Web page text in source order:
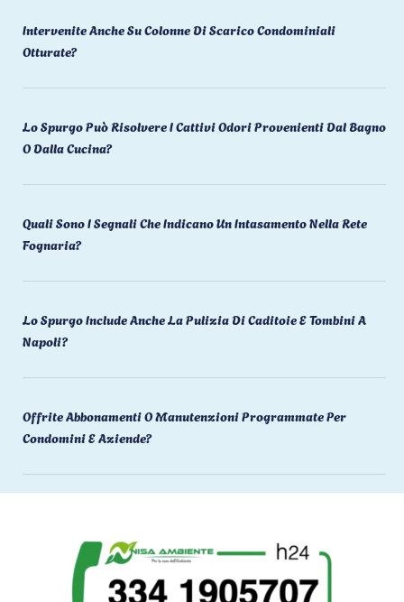
Intervenite Anche Su Colonne Di Scarico Condominiali
Otturate?
Lo Spurgo Può Risolvere I Cattivi Odori Provenienti Dal Bagno
O Dalla Cucina?
Quali Sono I Segnali Che Indicano Un Intasamento Nella Rete
Fognaria?
Lo Spurgo Include Anche La Pulizia Di Caditoie E Tombini A
Napoli?
Offrite Abbonamenti O Manutenzioni Programmate Per
Condomini E Aziende?